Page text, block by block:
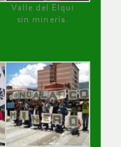
Valle del Elqui
sin minería.